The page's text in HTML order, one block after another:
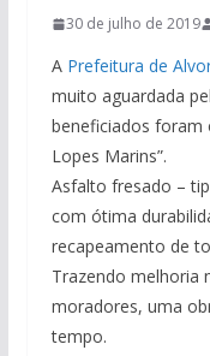
30 de julho de 2019
A Prefeitura de
muito aguardada
beneficiados foram
Lopes Marins”.
Asfalto fresado –
com ótima
recapeamento de
Trazendo melhoria
moradores, uma
tempo.